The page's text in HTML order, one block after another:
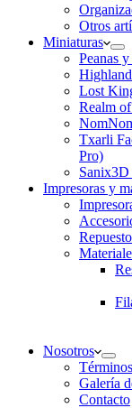
Otros
Miniaturas
Peanas
Lost
Realm
Txarli
Pro)
Sanix3D
Impresoras y
Nosotros
Galería
Contacto